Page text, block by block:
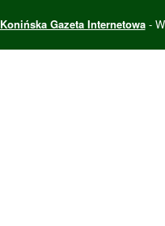
Konińska Gazeta Internetowa-